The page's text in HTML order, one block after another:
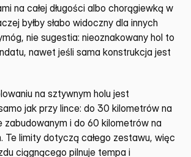
na całej długości albo chorągiewką w
byłby słabo widoczny dla innych
nie sugestia: nieoznakowany hol to
nawet jeśli sama konstrukcja jest
na sztywnym holu jest
jak przy lince: do 30 kilometrów na
zabudowanym i do 60 kilometrów na
Te limity dotyczą całego zestawu, więc
ciągnącego pilnuje tempa i